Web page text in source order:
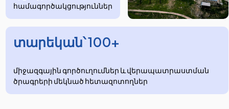
համագործակցություններ
տարեկան՝ 100+
միջազգային գործուղումներ և վերապատրաստման
ծրագրերի մեկնած հետազոտողներ